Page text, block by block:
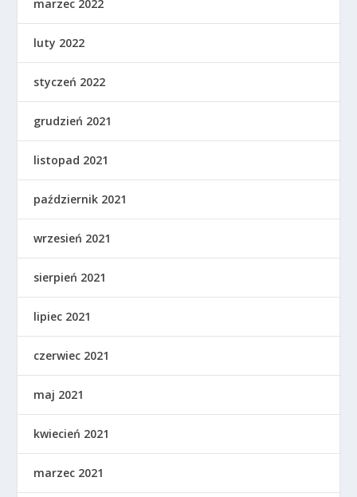
marzec 2022
luty 2022
styczeń 2022
grudzień 2021
listopad 2021
październik 2021
wrzesień 2021
sierpień 2021
lipiec 2021
czerwiec 2021
maj 2021
kwiecień 2021
marzec 2021